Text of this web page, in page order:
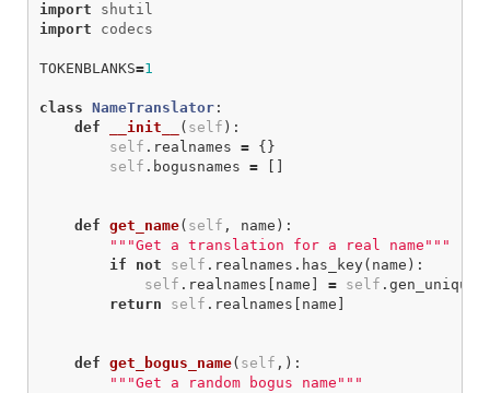
import
shutil
import
codecs
TOKENBLANKS=1
class NameTranslator :
def
__init__ ( self ):
self . realnames = {}
self . bogusnames =
def get_name( self , name ):
"""Get a translation for a real name"""
if
not self . realnames . has_key( name ):
self . realnames name = self .
return
self . realnames name
def get_bogus_name( self ,):
"""Get a random bogus name"""